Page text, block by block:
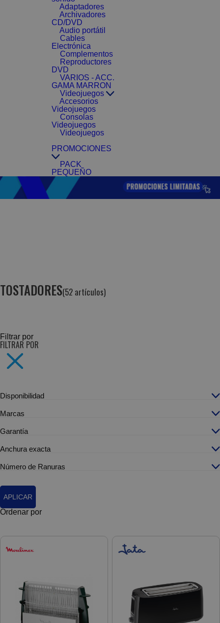
Adaptadores
Archivadores
CD/DVD
Audio portátil
Cables
Electrónica
Complementos
Reproductores
DVD
VARIOS - ACC.
GAMA MARRON
Videojuegos
Accesorios
Videojuegos
Consolas
Videojuegos
Videojuegos
PROMOCIONES
PACK
PEQUEÑO
TOSTADORES(52 artículos)
Filtrar por
FILTRAR POR
Disponibilidad
Marcas
Garantía
Anchura exacta
Número de Ranuras
APLICAR
Ordenar por